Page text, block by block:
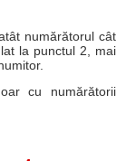
numărătorul cât
la punctul 2, mai
cu numărătorii